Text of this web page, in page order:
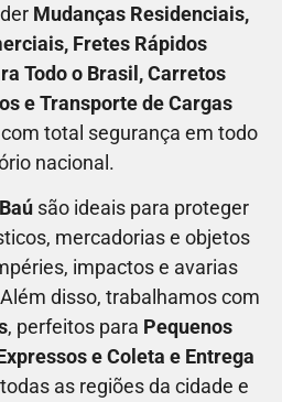
Mudanças Residenciais,
, Fretes Rápidos
Todo o Brasil , Carretos
e Transporte de Cargas
total segurança em todo
nacional.
são ideais para proteger
mercadorias e objetos
impactos e avarias
disso, trabalhamos com
, perfeitos para Pequenos
e Coleta e Entrega
as regiões da cidade e